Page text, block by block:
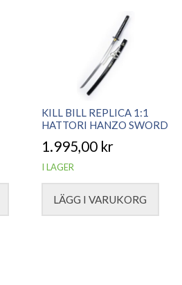
KILL BILL REPLICA 1:1
HATTORI HANZO SWORD
1.995,00 kr
I LAGER
LÄGG I VARUKORG